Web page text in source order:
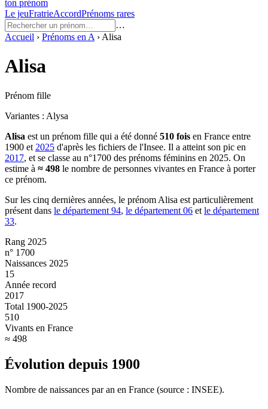
ton prénom
Le jeuFratrieAccordPrénoms rares
…
Accueil › Prénoms en A › Alisa
Alisa
Prénom fille
Variantes : Alysa
Alisa est un prénom fille qui a été donné 510 fois en France entre
1900 et 2025 d'après les fichiers de l'Insee. Il a atteint son pic en
2017, et se classe au n°1700 des prénoms féminins en 2025. On
estime à ≈ 498 le nombre de personnes vivantes en France à porter
ce prénom.
Sur les cinq dernières années, le prénom Alisa est particulièrement
présent dans le département 94, le département 06 et le département
33.
Rang 2025
n° 1700
Naissances 2025
15
Année record
2017
Total 1900-2025
510
Vivants en France
≈ 498
Évolution depuis 1900
Nombre de naissances par an en France (source : INSEE).